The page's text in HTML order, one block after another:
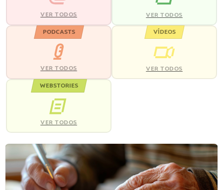
VER TODOS VER TODOS
PODCASTS
VER TODOS
VÍDEOS
VER TODOS
WEBSTORIES
VER TODOS